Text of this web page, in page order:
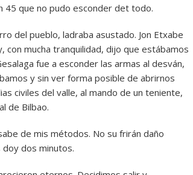
45 que no pudo esconder det todo.
del pueblo, ladraba asustado. Jon Etxabe
con mucha tranquilidad, dijo que estábamos
fue a esconder las armas al desván,
y sin ver forma posible de abrirnos
civiles del valle, al mando de un teniente,
de Bilbao.
de mis métodos. No su frirán daño
doy dos minutos.